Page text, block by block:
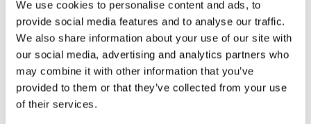
We use cookies to personalise content and ads, to
provide social media features and to analyse our traffic.
We also share information about your use of our site with
our social media, advertising and analytics partners who
may combine it with other information that you’ve
provided to them or that they’ve collected from your use
of their services.
Tallink lyfter halvåret trots
pressade kostnader